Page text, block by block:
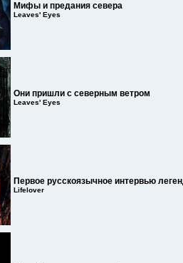
Мифы и предания севера
Leaves' Eyes
Они пришли с северным ветром
Leaves' Eyes
Первое русскоязычное интервью
Lifelover